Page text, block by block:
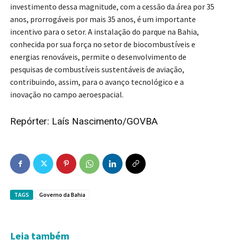
investimento dessa magnitude, com a cessão da área por 35
anos, prorrogáveis por mais 35 anos, é um importante
incentivo para o setor. A instalação do parque na Bahia,
conhecida por sua força no setor de biocombustíveis e
energias renováveis, permite o desenvolvimento de
pesquisas de combustíveis sustentáveis de aviação,
contribuindo, assim, para o avanço tecnológico e a
inovação no campo aeroespacial.
Repórter: Laís Nascimento/GOVBA
TAGS Governo da Bahia
Leia também